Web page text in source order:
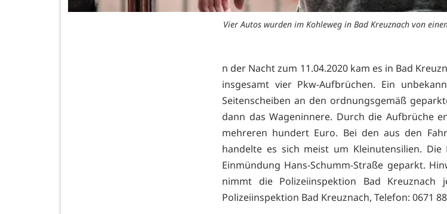
Vier Autos wurden im Kohleweg in Bad Kreuznach von
n der Nacht zum 11.04.2020 kam es in Bad
insgesamt vier Pkw-Aufbrüchen. Ein
Seitenscheiben an den ordnungsgemäß
dann das Wageninnere. Durch die Aufbrüche
mehreren hundert Euro. Bei den aus den
handelte es sich meist um Kleinutensilien.
Einmündung Hans-Schumm-Straße geparkt.
nimmt die Polizeiinspektion Bad Kreuznach
Polizeiinspektion Bad Kreuznach, Telefon: 0671